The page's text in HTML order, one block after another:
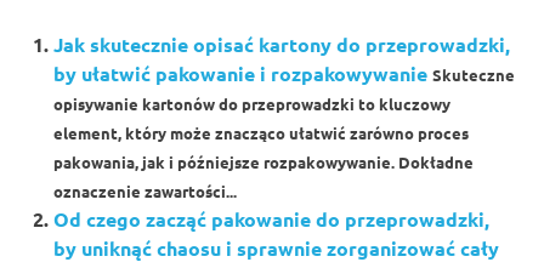
Jak skutecznie opisać kartony do przeprowadzki,
by ułatwić pakowanie i rozpakowywanie Skuteczne
opisywanie kartonów do przeprowadzki to kluczowy
element, który może znacząco ułatwić zarówno proces
pakowania, jak i późniejsze rozpakowywanie. Dokładne
oznaczenie zawartości...
Od czego zacząć pakowanie do przeprowadzki,
by uniknąć chaosu i sprawnie zorganizować cały